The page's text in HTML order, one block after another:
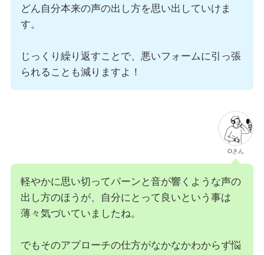
どん自分本来の声の出し方を思い出していけま
す。
じっくり繰り返すことで、悪いフォームに引っ張
られることも減りますよ！
Oさん
軽やかに思い切ってパーンと音が響くような声の
出し方のほうが、自分にとって良いという事は
薄々気づいていましたね。
でもそのアプローチの仕方がなかなかわからず悩